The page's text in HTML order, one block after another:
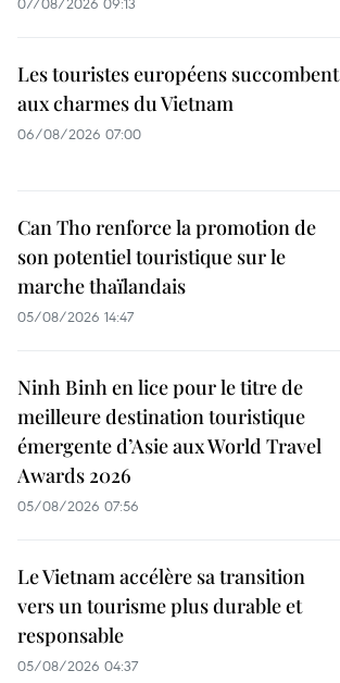
Les touristes européens succombent
aux charmes du Vietnam
06/08/2026 07:00
Can Tho renforce la promotion de
son potentiel touristique sur le
marche thaïlandais
05/08/2026 14:47
Ninh Binh en lice pour le titre de
meilleure destination touristique
émergente d’Asie aux World Travel
Awards 2026
05/08/2026 07:56
Le Vietnam accélère sa transition
vers un tourisme plus durable et
responsable
05/08/2026 04:37